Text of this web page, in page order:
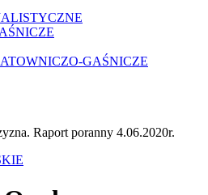
GAŚNICZE
Raport poranny 4.06.2020r.